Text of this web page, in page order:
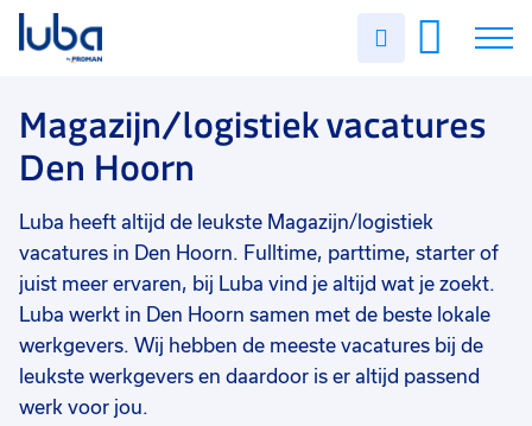
Uren
Vacatures
Over ons
Voor werkgevers
Contact
Magazijn/logistiek vacatures
Den Hoorn
Luba heeft altijd de leukste Magazijn/logistiek
vacatures in Den Hoorn. Fulltime, parttime, starter of
juist meer ervaren, bij Luba vind je altijd wat je zoekt.
Luba werkt in Den Hoorn samen met de beste lokale
werkgevers. Wij hebben de meeste vacatures bij de
leukste werkgevers en daardoor is er altijd passend
werk voor jou.
Filter vacatures
Vakgebied 0
Magazijn/logistiek
Opleidingsniveau
Mbo
Hbo
Havo 1
Vwo 1
WO 1